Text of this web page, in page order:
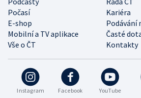
Instagram Facebook YouTube
Počasí
Kariéra
E-shop
Podávání
Mobilní a TV aplikace
Časté
Vše o ČT
Kontakty